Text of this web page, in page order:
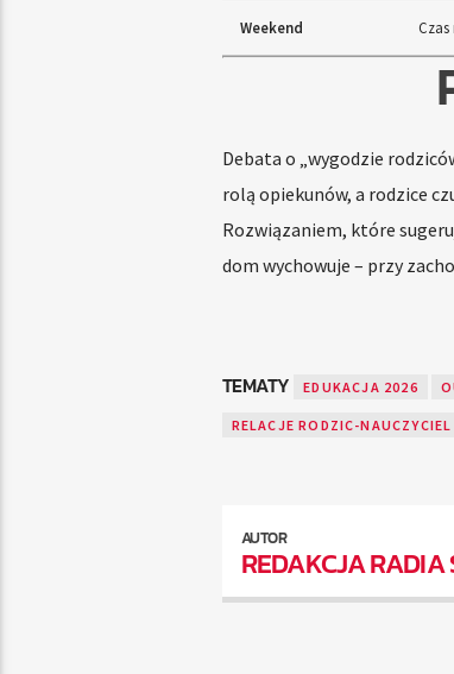
Weekend
Debata o „wygodzie
rolą opiekunów, a rodzice
Rozwiązaniem, które
dom wychowuje – przy
TEMATY EDUKACJA 2026
RELACJE RODZIC-NAUCZYCIEL
AUTOR
REDAKCJA RADIA